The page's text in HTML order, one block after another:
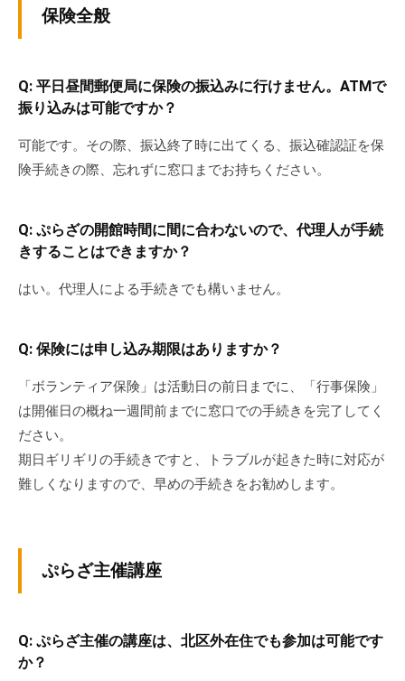
保険全般
Q: 平日昼間郵便局に保険の振込みに行けません。ATMで
振り込みは可能ですか？
可能です。その際、振込終了時に出てくる、振込確認証を保
険手続きの際、忘れずに窓口までお持ちください。
Q: ぷらざの開館時間に間に合わないので、代理人が手続
きすることはできますか？
はい。代理人による手続きでも構いません。
Q: 保険には申し込み期限はありますか？
「ボランティア保険」は活動日の前日までに、「行事保険」
は開催日の概ね一週間前までに窓口での手続きを完了してく
ださい。
期日ギリギリの手続きですと、トラブルが起きた時に対応が
難しくなりますので、早めの手続きをお勧めします。
ぷらざ主催講座
Q: ぷらざ主催の講座は、北区外在住でも参加は可能です
か？